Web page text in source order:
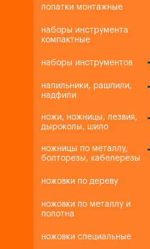
лопатки монтажные
наборы инструмента
компактные
наборы инструментов
напильники, рашпили,
надфили
ножи, ножницы, лезвия,
дыроколы, шило
ножницы по металлу,
болторезы, кабелерезы
ножовки по дереву
ножовки по металлу и
полотна
ножовки специальные